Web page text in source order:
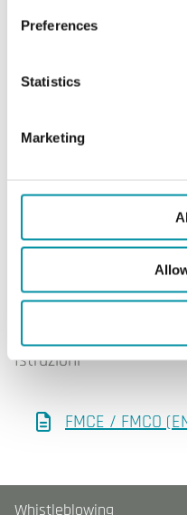
Preferences
Statistics
Marketing
Kit per un montaggio
pannello di controllo o
Software &
Istruzioni
FMCE / FMCO
Whistleblowing